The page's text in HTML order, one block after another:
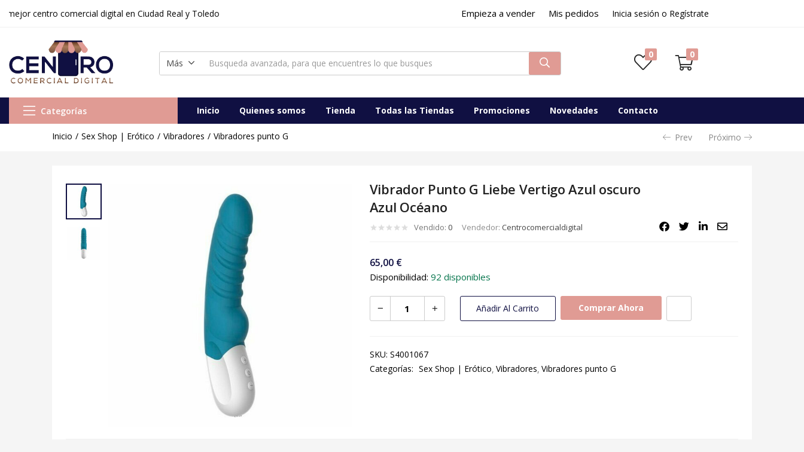
centro comercial digital en Ciudad Real y Toledo Empieza a vender Mis pedidos Inicia sesión o Regístrate
Más
0 0
Categorías Inicio Quienes somos Tienda Todas las Tiendas Promociones Novedades Contacto
Inicio Sex Shop | Erótico Vibradores Vibradores punto G Prev Próximo
Vibrador Punto G Liebe Vertigo Azul oscuro
Azul Océano
Vendido: 0 Vendedor: Centrocomercialdigital
65,00 €
Disponibilidad: 92 disponibles
Añadir Al Carrito Comprar Ahora
SKU: S4001067
Categorías: Sex Shop | Erótico Vibradores Vibradores punto G